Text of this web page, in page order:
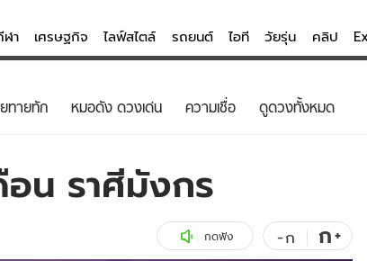
า เศรษฐกิจ ไลฟ์สไตล์ รถยนต์ ไอที วัยรุ่น คลิป
วจหวย ไลฟ์สไตล์
วัยรุ่น
รถยนต์
คลิป
พอด
ทายทัก หมอดัง ดวงเด่น ความเชื่อ ดูดวงทั้งหมด
น ราศีมังกร
กดฟัง -ก ก+